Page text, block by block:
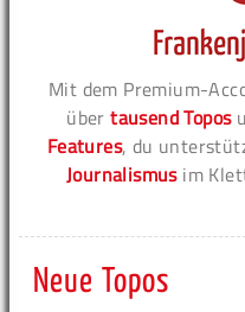
Mit dem Premium-
übertausend Topos
Features, du
Journalismusim
Neue Topos